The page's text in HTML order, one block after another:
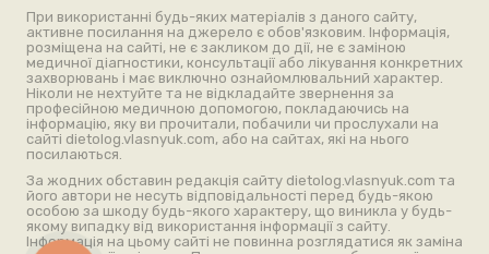
При використанні будь-яких матеріалів з даного сайту,
активне посилання на джерело є обов'язковим. Інформація,
розміщена на сайті, не є закликом до дії, не є заміною
медичної діагностики, консультації або лікування конкретних
захворювань і має виключно ознайомлювальний характер.
Ніколи не нехтуйте та не відкладайте звернення за
професійною медичною допомогою, покладаючись на
інформацію, яку ви прочитали, побачили чи прослухали на
сайті dietolog.vlasnyuk.com, або на сайтах, які на нього
посилаються.
За жодних обставин редакція сайту dietolog.vlasnyuk.com та
його автори не несуть відповідальності перед будь-якою
особою за шкоду будь-якого характеру, що виникла у будь-
якому випадку від використання інформації з сайту.
Інформація на цьому сайті не повинна розглядатися як заміна